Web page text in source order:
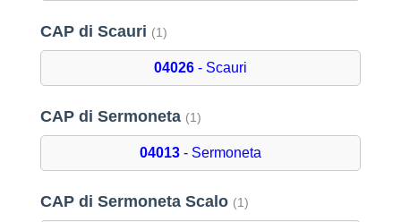
CAP di Scauri (1)
04026- Scauri
CAP di Sermoneta (1)
04013- Sermoneta
CAP di Sermoneta Scalo (1)